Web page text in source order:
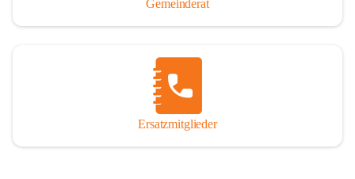
Gemeinderat
Ersatzmitglieder